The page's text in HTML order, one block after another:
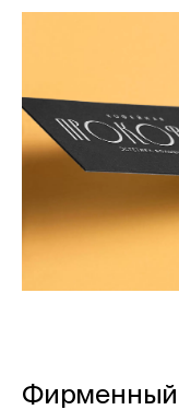
Фирменный